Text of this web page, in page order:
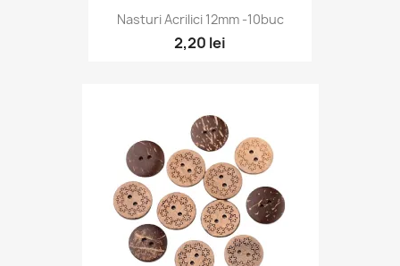
Nasturi Acrilici 12mm -10buc
2,20 lei